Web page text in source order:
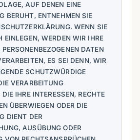
AUF DENEN EINE
BERUHT, ENTNEHMEN SIE
WENN SIE
EINLEGEN, WERDEN WIR IHRE
PERSONENBEZOGENEN DATEN
ES SEI DENN, WIR
SCHUTZWÜRDIGE
VERARBEITUNG
IHRE INTERESSEN, RECHTE
ÜBERWIEGEN ODER DIE
DIENT DER
AUSÜBUNG ODER